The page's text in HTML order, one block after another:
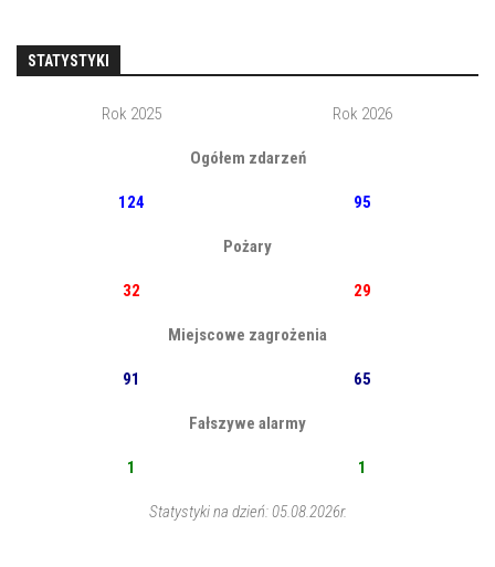
STATYSTYKI
Rok 2025 Rok 2026
Ogółem zdarzeń
124 95
Pożary
32 29
Miejscowe zagrożenia
91 65
Fałszywe alarmy
1 1
Statystyki na dzień: 05.08.2026r.